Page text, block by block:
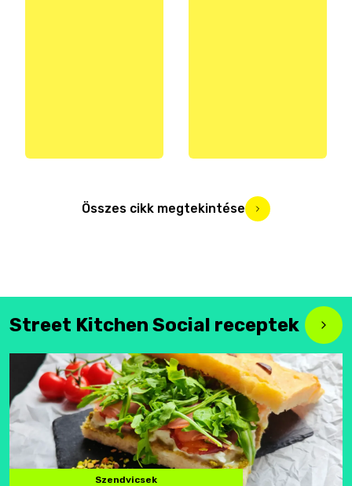
Összes cikk megtekintése
Street Kitchen Social receptek
Szendvicsek